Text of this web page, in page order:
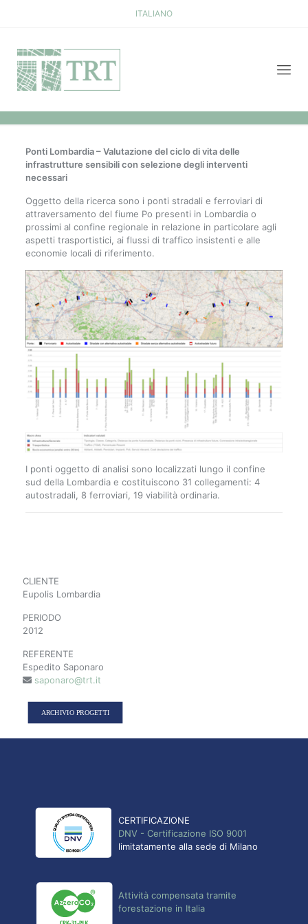
ITALIANO
Ponti Lombardia – Valutazione del ciclo di vita delle
infrastrutture sensibili con selezione degli interventi
necessari
Oggetto della ricerca sono i ponti stradali e ferroviari di
attraversamento del fiume Po presenti in Lombardia o
prossimi al confine regionale in relazione in particolare agli
aspetti trasportistici, ai flussi di traffico insistenti e alle
economie locali di riferimento.
I ponti oggetto di analisi sono localizzati lungo il confine
sud della Lombardia e costituiscono 31 collegamenti: 4
autostradali, 8 ferroviari, 19 viabilità ordinaria.
CLIENTE
Eupolis Lombardia
PERIODO
2012
REFERENTE
Espedito Saponaro
saponaro@trt.it
ARCHIVIO PROGETTI
CERTIFICAZIONE
DNV - Certificazione ISO 9001
limitatamente alla sede di Milano
Attività compensata tramite
forestazione in Italia